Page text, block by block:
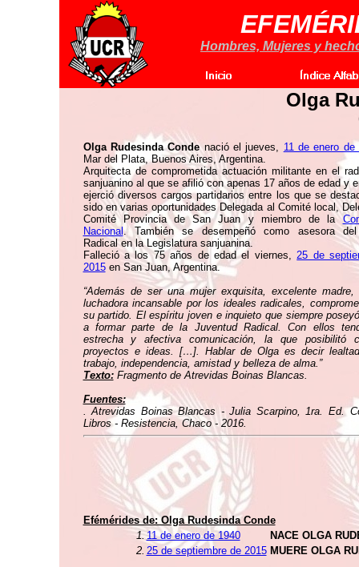
Hombres, Mujeres y
Olga
Olga Rudesinda Condenació el jueves, 11 de enero de
Mar del Plata, Buenos Aires, Argentina.
Arquitecta de comprometida actuación militante en el
sanjuanino al que se afilió con apenas 17 años de edad y
ejerció diversos cargos partidarios entre los que se
sido en varias oportunidades Delegada al Comité local,
Comité Provincia de San Juan y miembro de la
Nacional. También se desempeñó como asesora
Radical en la Legislatura sanjuanina.
Falleció a los 75 años de edad el viernes,25 de
2015en San Juan, Argentina.
“Además de ser una mujer exquisita, excelente
luchadora incansable por los ideales radicales,
su partido. El espíritu joven e inquieto que siempre
a formar parte de la Juventud Radical. Con ellos
estrecha y afectiva comunicación, la que posibilitó
proyectos e ideas. […]. Hablar de Olga es decir
trabajo, independencia, amistad y belleza de alma.”
Texto: Fragmento de Atrevidas Boinas Blancas.
Fuentes:
. Atrevidas Boinas Blancas - Julia Scarpino, 1ra. Ed.
Libros - Resistencia, Chaco - 2016.
Efémérides de: Olga Rudesinda Conde
1.11 de enero de 1940
NACE OLGA
2. 25 de septiembre de 2015 MUERE OLGA